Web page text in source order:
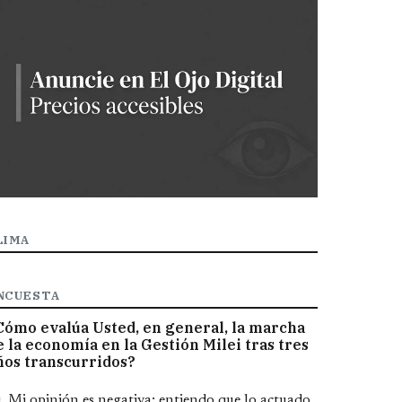
evalúa Usted, en general, la marcha
la economía en la Gestión Milei tras tres
transcurridos?